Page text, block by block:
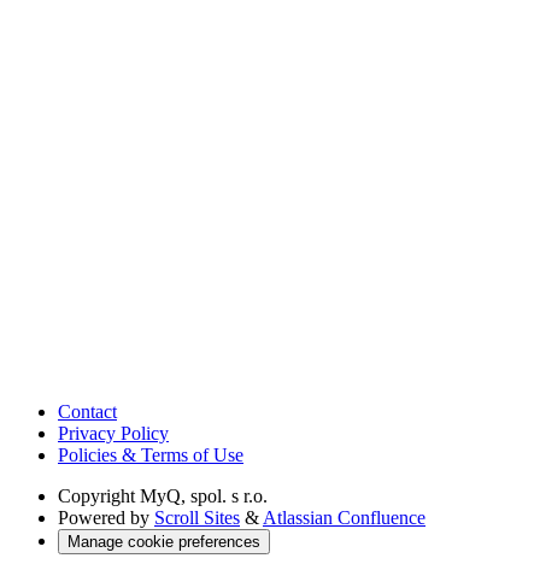
Contact
Privacy Policy
Policies & Terms of Use
Copyright MyQ, spol. s r.o.
Powered by Scroll Sites & Atlassian Confluence
Manage cookie preferences